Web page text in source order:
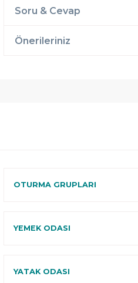
Soru & Cevap
Önerileriniz
OTURMA GRUPLARI
YEMEK ODASI
YATAK ODASI